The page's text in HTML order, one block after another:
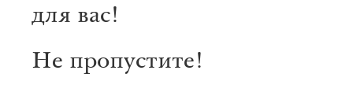
для вас!
Не пропустите!